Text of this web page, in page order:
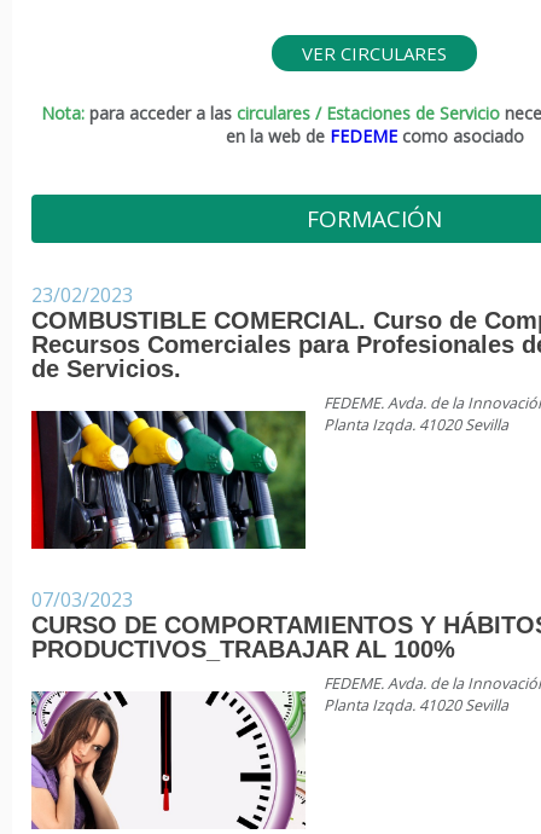
VER CIRCULARES
Nota: para acceder a las circulares / Estaciones de Servicio
en la web de FEDEMEcomo asociado
FORMACIÓN
23/02/2023
COMBUSTIBLE COMERCIAL. Curso de
Recursos Comerciales para Profesionales
de Servicios.
FEDEME. Avda. de la
Planta Izqda. 41020 Sevilla
07/03/2023
CURSO DE COMPORTAMIENTOS Y
PRODUCTIVOS_TRABAJAR AL 100%
FEDEME. Avda. de la
Planta Izqda. 41020 Sevilla